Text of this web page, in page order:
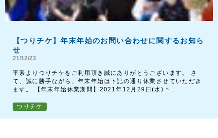
【つりチケ】年末年始のお問い合わせに関するお知ら
せ
21/12/23
平素よりつりチケをご利用頂き誠にありがとうございます。 さ
て、誠に勝手ながら、年末年始は下記の通り休業させていただき
ます。 【年末年始休業期間】2021年12月29日(水) ~ ...
つりチケ